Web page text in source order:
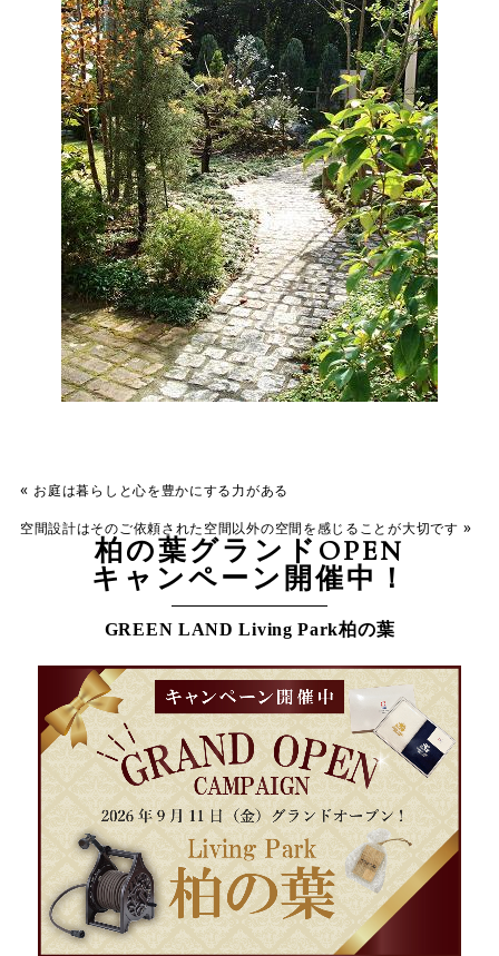
« お庭は暮らしと心を豊かにする力がある
空間設計はそのご依頼された空間以外の空間を感じることが大切です »
柏の葉グランドOPEN
キャンペーン開催中！
GREEN LAND Living Park柏の葉